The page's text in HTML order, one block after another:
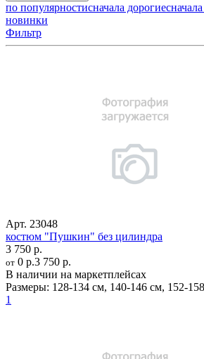
по популярностисначала дорогие
новинки
Фильтр
Арт. 23048
костюм "Пушкин" без цилиндра
3 750 р.
от 0 р.3 750 р.
В наличии на маркетплейсах
Размеры: 128-134 см, 140-146 см, 152-
1